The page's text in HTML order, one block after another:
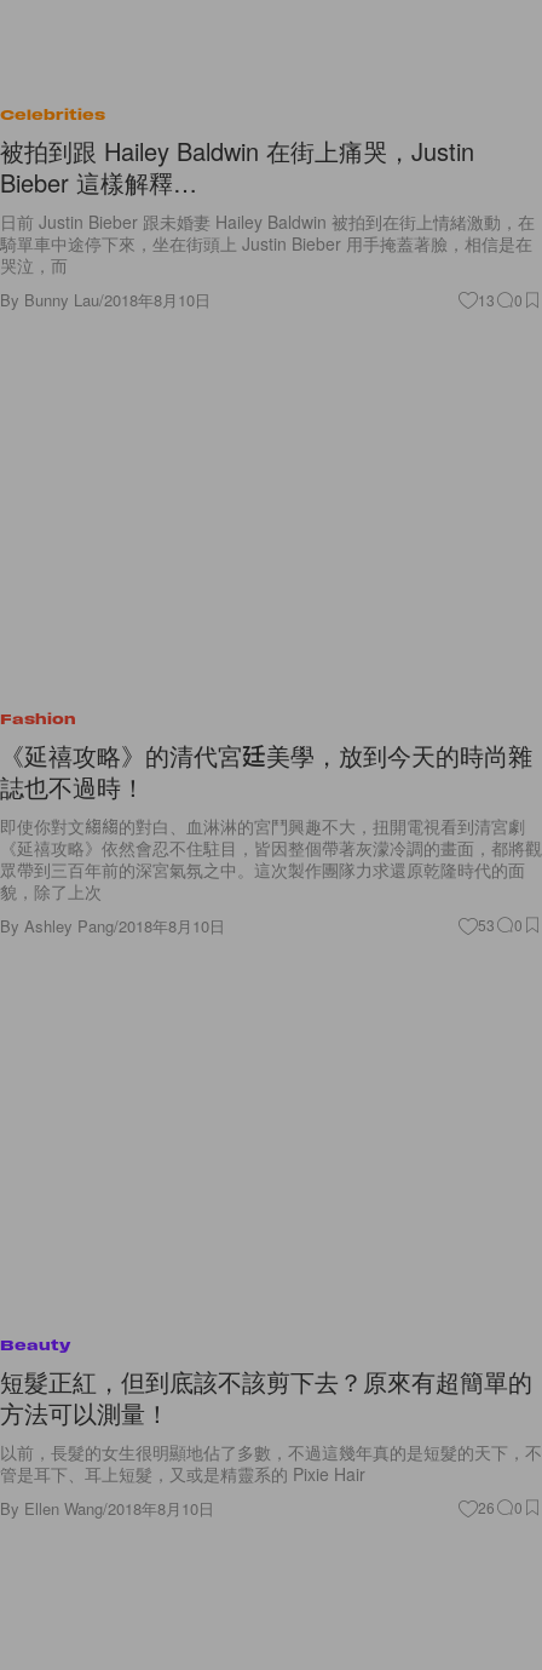
Celebrities
被拍到跟 Hailey Baldwin 在街上痛哭，Justin
Bieber 這樣解釋…
日前 Justin Bieber 跟未婚妻 Hailey Baldwin 被拍到在街上情緒激動，在
騎單車中途停下來，坐在街頭上 Justin Bieber 用手掩蓋著臉，相信是在
哭泣，而
By Bunny Lau/2018年8月10日 13 0
Fashion
《延禧攻略》的清代宮廷美學，放到今天的時尚雜
誌也不過時！
即使你對文縐縐的對白、血淋淋的宮鬥興趣不大，扭開電視看到清宮劇
《延禧攻略》依然會忍不住駐目，皆因整個帶著灰濛冷調的畫面，都將觀
眾帶到三百年前的深宮氣氛之中。這次製作團隊力求還原乾隆時代的面
貌，除了上次
By Ashley Pang/2018年8月10日 53 0
Beauty
短髮正紅，但到底該不該剪下去？原來有超簡單的
方法可以測量！
以前，長髮的女生很明顯地佔了多數，不過這幾年真的是短髮的天下，不
管是耳下、耳上短髮，又或是精靈系的 Pixie Hair
By Ellen Wang/2018年8月10日 26 0